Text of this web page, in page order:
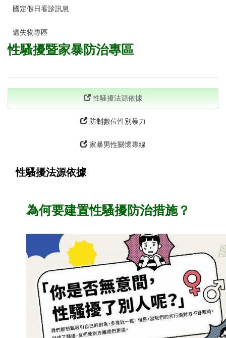
國定假日看診訊息
遺失物專區
性騷擾暨家暴防治專區
性騷擾法源依據
防制數位性別暴力
家暴男性關懷專線
性騷擾法源依據
為何要建置性騷擾防治措施？